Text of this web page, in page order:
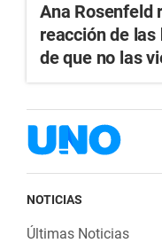
Ana Rosenfeld
reacción de
de que no las
NOTICIAS
Últimas Noticias